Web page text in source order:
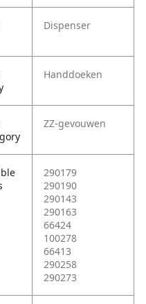
Dispenser
Handdoeken
ZZ-gevouwen
290179
290190
290143
290163
66424
100278
66413
290258
290273